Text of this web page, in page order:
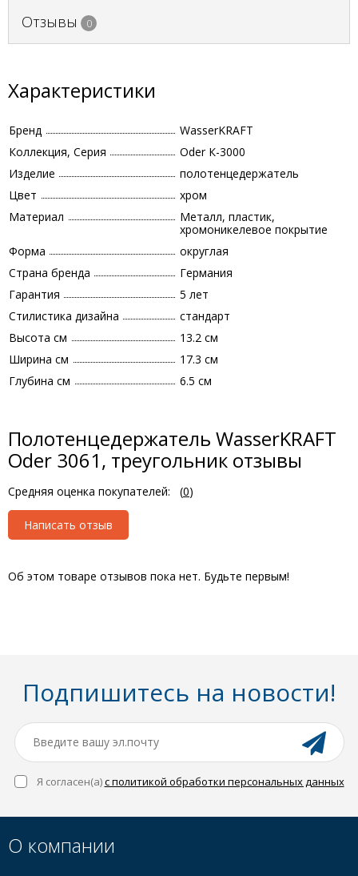
Отзывы 0
Характеристики
Бренд
WasserKRAFT
Коллекция, Серия
Oder К-3000
Изделие
полотенцедержатель
Цвет
хром
Материал
Металл, пластик,
хромоникелевое покрытие
Форма
округлая
Страна бренда
Германия
Гарантия
5 лет
Стилистика дизайна
стандарт
Высота см
13.2 см
Ширина см
17.3 см
Глубина см
6.5 см
Полотенцедержатель WasserKRAFT
Oder 3061, треугольник отзывы
Средняя оценка покупателей: (0)
Написать отзыв
Об этом товаре отзывов пока нет. Будьте первым!
Подпишитесь на новости!
Я согласен(a)с политикой обработки персональных данных
О компании